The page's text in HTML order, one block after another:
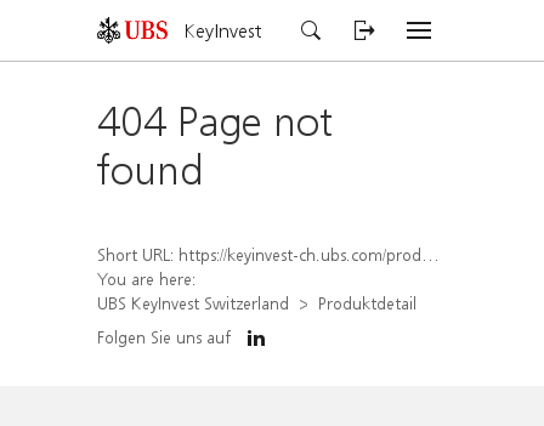
KeyInvest
404 Page not
found
Short URL: https://keyinvest-ch.ubs.com/produkt/detail/index/isin/CH1570356167
You are here:
UBS KeyInvest Switzerland
Produktdetail
Folgen Sie uns auf